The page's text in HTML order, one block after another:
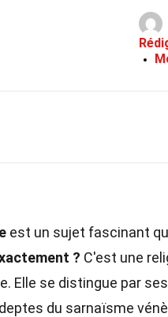
est un sujet fascinant
? C'est une
Elle se distingue par
du sarnaïsme